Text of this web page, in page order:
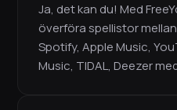
Ja, det kan du! Med
överföra spellistor
Spotify, Apple Music,
Music, TIDAL, Deezer